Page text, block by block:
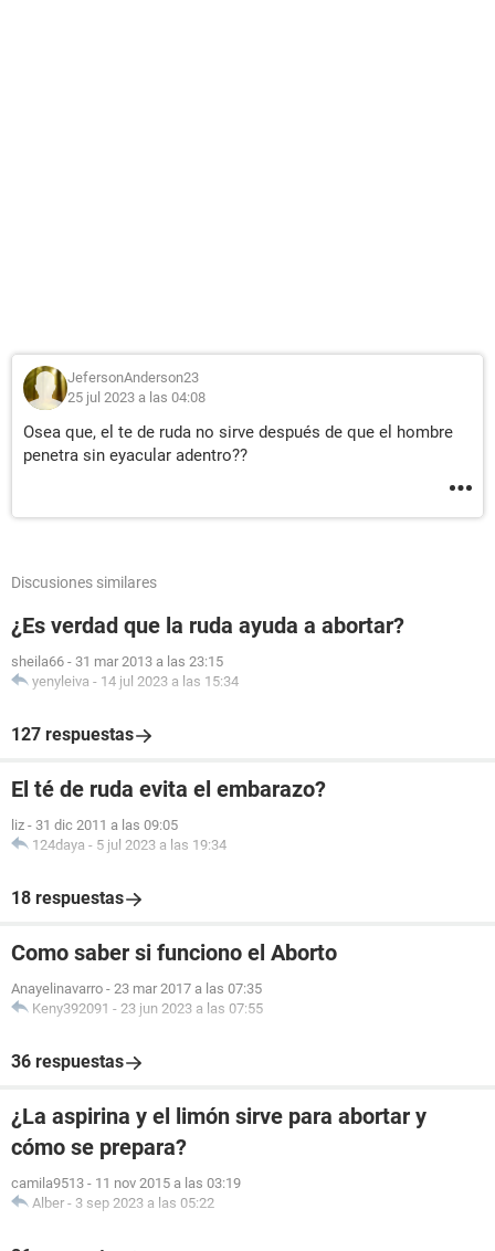
JefersonAnderson23
25 jul 2023 a las 04:08
Osea que, el te de ruda no sirve después de que el hombre
penetra sin eyacular adentro??
Discusiones similares
¿Es verdad que la ruda ayuda a abortar?
sheila66 - 31 mar 2013 a las 23:15
yenyleiva - 14 jul 2023 a las 15:34
127 respuestas
El té de ruda evita el embarazo?
liz - 31 dic 2011 a las 09:05
124daya - 5 jul 2023 a las 19:34
18 respuestas
Como saber si funciono el Aborto
Anayelinavarro - 23 mar 2017 a las 07:35
Keny392091 - 23 jun 2023 a las 07:55
36 respuestas
¿La aspirina y el limón sirve para abortar y
cómo se prepara?
camila9513 - 11 nov 2015 a las 03:19
Alber - 3 sep 2023 a las 05:22